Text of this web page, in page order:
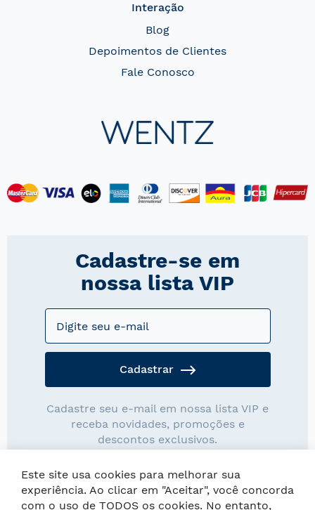
Interação
Blog
Depoimentos de Clientes
Fale Conosco
Cadastre-se em
nossa lista VIP
Cadastrar
Cadastre seu e-mail em nossa lista VIP e
receba novidades, promoções e
descontos exclusivos.
Este site usa cookies para melhorar sua
experiência. Ao clicar em "Aceitar", você concorda
com o uso de TODOS os cookies. No entanto,